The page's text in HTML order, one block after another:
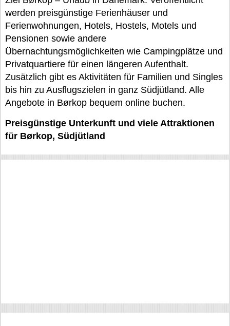
werden preisgünstige Ferienhäuser und
Ferienwohnungen, Hotels, Hostels, Motels und
Pensionen sowie andere
Übernachtungsmöglichkeiten wie Campingplätze und
Privatquartiere für einen längeren Aufenthalt.
Zusätzlich gibt es Aktivitäten für Familien und Singles
bis hin zu Ausflugszielen in ganz Südjütland. Alle
Angebote in Børkop bequem online buchen.
Preisgünstige Unterkunft und viele Attraktionen
für Børkop, Südjütland